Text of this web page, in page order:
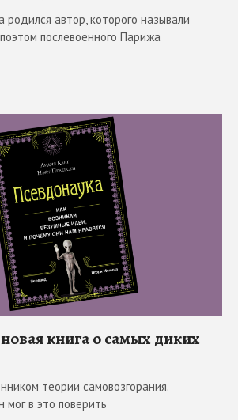
родился автор, которого называли
послевоенного Парижа
книга о самых диких
теории самовозгорания.
мог в это поверить